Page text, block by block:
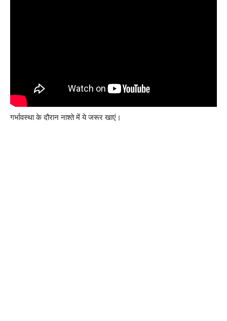
गर्भावस्था के दौरान नाश्ते में ये जरूर खाएं।